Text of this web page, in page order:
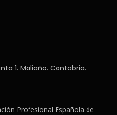
1. Maliaño. Cantabria.
Profesional Española de